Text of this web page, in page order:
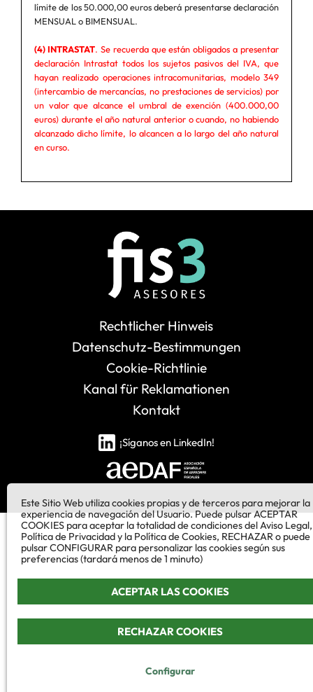
límite de los 50.000,00 euros deberá presentarse declaración
MENSUAL o BIMENSUAL.
(4) INTRASTAT. Se recuerda que están obligados a presentar
declaración Intrastat todos los sujetos pasivos del IVA, que
hayan realizado operaciones intracomunitarias, modelo 349
(intercambio de mercancías, no prestaciones de servicios) por
un valor que alcance el umbral de exención (400.000,00
euros) durante el año natural anterior o cuando, no habiendo
alcanzado dicho límite, lo alcancen a lo largo del año natural
en curso.
Rechtlicher Hinweis
Datenschutz-Bestimmungen
Cookie-Richtlinie
Kanal für Reklamationen
Kontakt
¡Síganos en LinkedIn!
Este Sitio Web utiliza cookies propias y de terceros para mejorar la
experiencia de navegación del Usuario. Puede pulsar ACEPTAR
COOKIES para aceptar la totalidad de condiciones del Aviso Legal,
Política de Privacidad y la Política de Cookies, RECHAZAR o puede
pulsar CONFIGURAR para personalizar las cookies según sus
preferencias (tardará menos de 1 minuto)
ACEPTAR LAS COOKIES
RECHAZAR COOKIES
Configurar